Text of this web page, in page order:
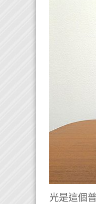
光是這個